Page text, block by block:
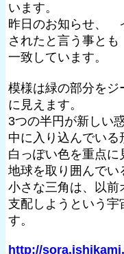
います。
昨日のお知らせ、
されたと言う事とも
一致しています。
模様は緑の部分をジ
に見えます。
3つの半円が新しい
中に入り込んでいる
白っぽい色を重点
地球を取り囲んでい
小さな三角は、以前
支配しようという
す。
http://